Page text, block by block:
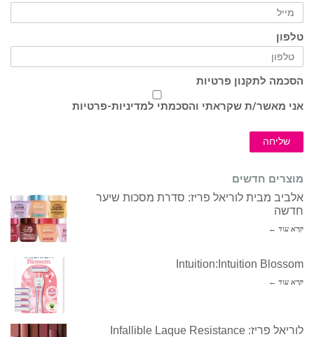
טלפון
הסכמה לתקנון פרטיות
אני מאשר/ת שקראתי והסכמתי למדיניות-פרטיות
שליחה
מוצרים חדשים
אלביב מבית לוריאל פריז: סדרת מסכות שיער
חדשה
קרא עוד ←
Intuition:Intuition Blossom
קרא עוד ←
לוריאל פריז: Infallible Laque Resistance